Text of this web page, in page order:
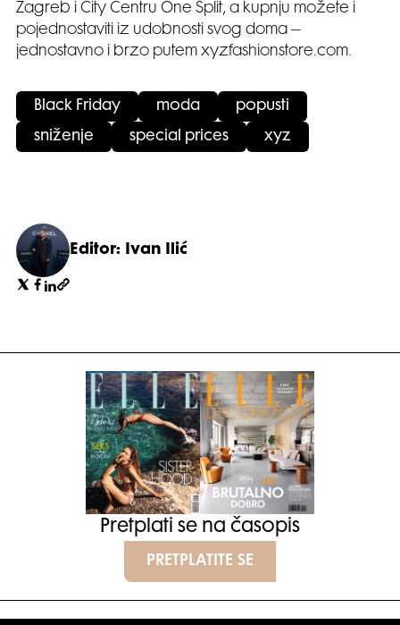
Zagreb i City Centru One Split, a kupnju možete i
pojednostaviti iz udobnosti svog doma –
jednostavno i brzo putem xyzfashionstore.com.
Black Friday moda popusti
sniženje special prices xyz
Editor: Ivan Ilić
Pretplati se na časopis
PRETPLATITE SE